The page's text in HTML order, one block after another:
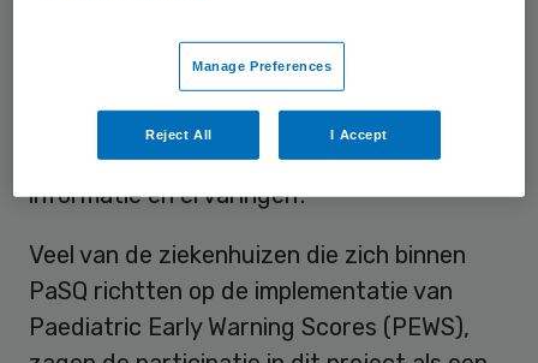
van zorg in Europa te verbeteren door de
toepassing van good organisational
practices en safe clinical practices in
zorgorganisaties en door het delen van
informatie en ervaringen’.
Veel van de ziekenhuizen die zich binnen
PaSQ richtten op de implementatie van
Paediatric Early Warning Scores (PEWS),
Manage Preferences
Reject All I Accept